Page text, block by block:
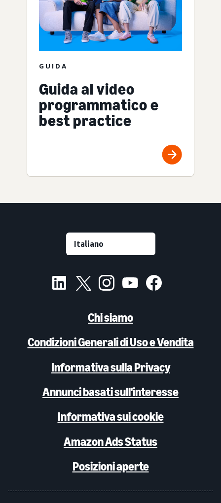
GUIDA
Guida al video
programmatico e
best practice
Chi siamo
Condizioni Generali di Uso e Vendita
Informativa sulla Privacy
Annunci basati sull'interesse
Informativa sui cookie
Amazon Ads Status
Posizioni aperte